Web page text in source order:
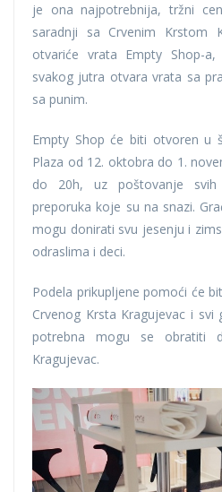
je ona najpotrebnija, tržni
saradnji sa Crvenim Krstom
otvariće vrata Empty Shop-
svakog jutra otvara vrata sa
sa punim.
Empty Shop će biti otvoren u
Plaza od 12. oktobra do 1.
do 20h, uz poštovanje svih
preporuka koje su na snazi.
mogu donirati svu jesenju i
odraslima i deci.
Podela prikupljene pomoći će
Crvenog Krsta Kragujevac i
potrebna mogu se obratiti
Kragujevac.